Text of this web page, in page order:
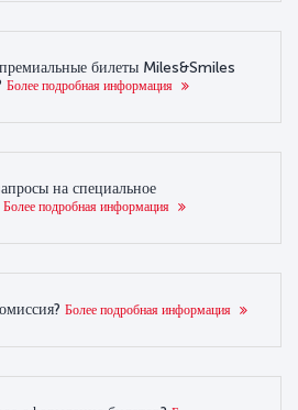
билеты Miles&Smiles
Более подробная информация
на специальное
Более подробная информация
Более подробная информация